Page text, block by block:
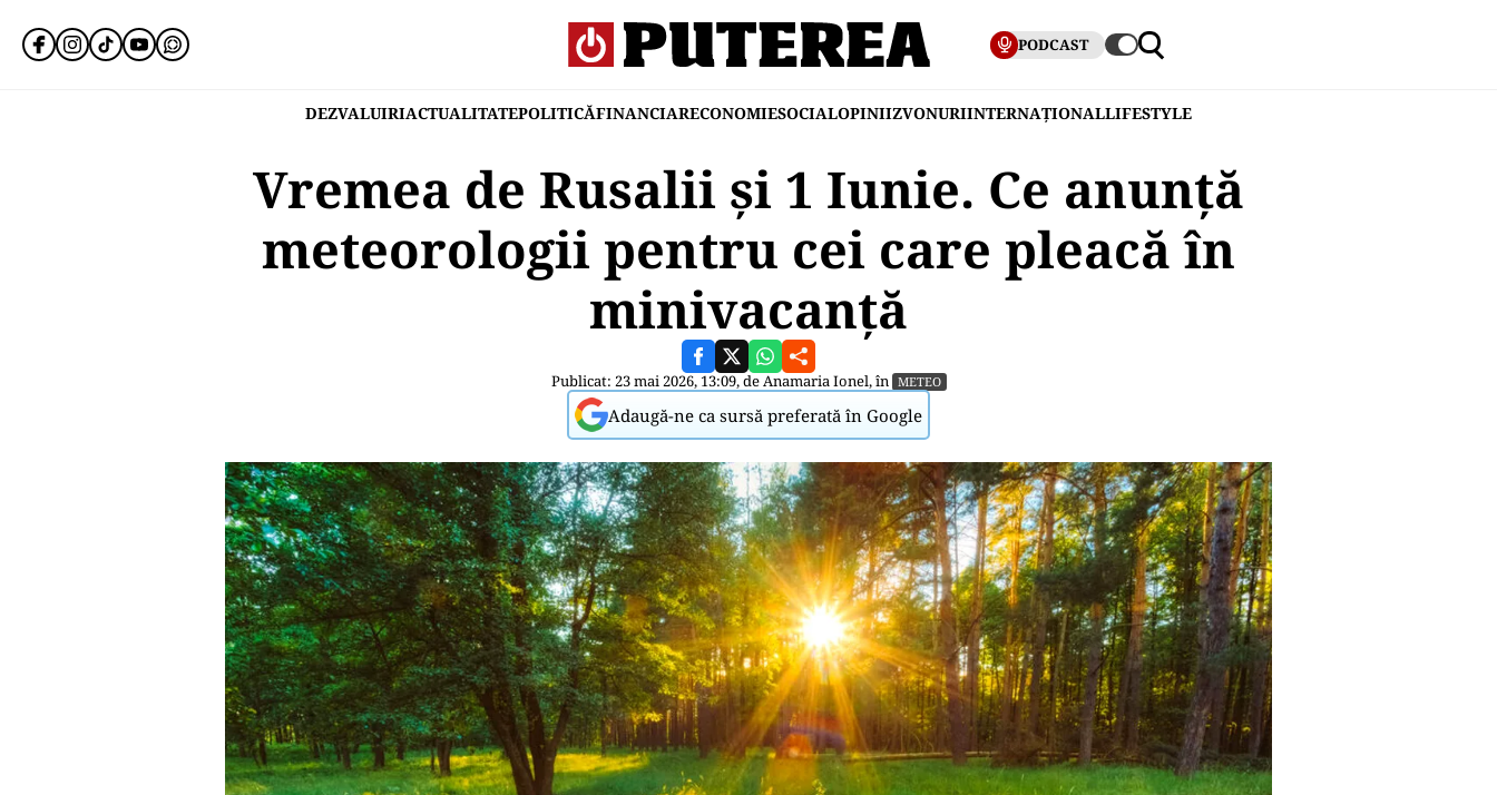
PODCAST
DEZVALUIRIACTUALITATEPOLITICĂFINANCIARECONOMIESOCIALOPINIIZVONURIINTERNAȚIONALLIFESTYLE
Vremea de Rusalii și 1 Iunie. Ce anunță
meteorologii pentru cei care pleacă în
minivacanță
Publicat: 23 mai 2026, 13:09, deAnamaria Ionel, în METEO
Adaugă-ne ca sursă preferată în Google